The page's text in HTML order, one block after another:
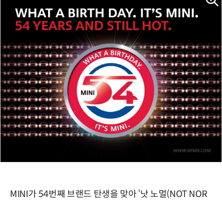
MINI가 54번째 브랜드 탄생을 맞아 ‘낫 노멀(NOT NOR